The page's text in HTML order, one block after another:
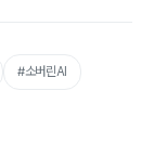
#소버린AI